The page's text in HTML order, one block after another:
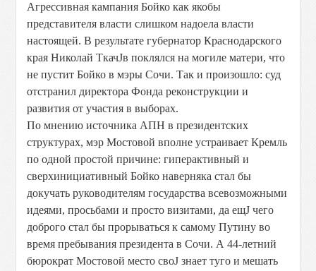
Агрессивная кампания Бойко как якобы
представителя власти слишком надоела власти
настоящей. В результате губернатор Краснодарского
края Николай ТкачЈв поклялся на могиле матери, что
не пустит Бойко в мэры Сочи. Так и произошло: суд
отстранил директора Фонда реконструкции и
развития от участия в выборах.
По мнению источника АПН в президентских
структурах, мэр Мостовой вполне устраивает Кремль
по одной простой причине: гиперактивный и
сверхинициативный Бойко наверняка стал бы
докучать руководителям государства всевозможными
идеями, просьбами и просто визитами, да ещЈ чего
доброго стал бы прорываться к самому Путину во
время пребывания президента в Сочи. А 44-летний
бюрократ Мостовой место своЈ знает туго и мешать